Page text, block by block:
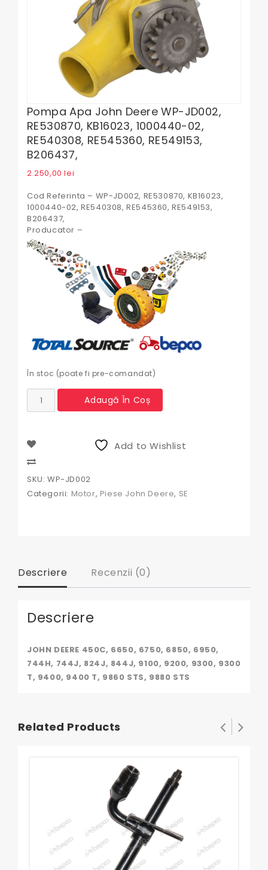
Pompa Apa John Deere WP-JD002,
RE530870, KB16023, 1000440-02,
RE540308, RE545360, RE549153,
B206437,
2.250,00lei
Cod Referinta – WP-JD002, RE530870, KB16023,
1000440-02, RE540308, RE545360, RE549153,
B206437,
Producator –
În stoc (poate fi pre-comandat)
Cantitate
Pompa
Deere
WP-
JD002,
KB16023,
1000440-
Adaugă În Coș
Add to Wishlist
SKU: WP-JD002
Categorii: Motor, Piese John Deere, SE
Descriere Recenzii (0)
Descriere
JOHN DEERE 450C, 6650, 6750, 6850, 6950,
744H, 744J, 824J, 844J, 9100, 9200, 9300, 9300
T, 9400, 9400 T, 9860 STS, 9880 STS
Related Products